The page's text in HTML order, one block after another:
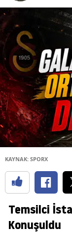
KAYNAK: SPORX
Temsilci
Konuşuldu